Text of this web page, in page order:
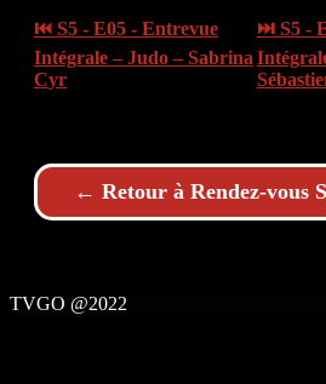
⏮ S5 - E05 - Entrevue
Intégrale – Judo – Sabrina
Cyr
⏭ S5 -
← Retour à Rendez-vous
TVGO @2022